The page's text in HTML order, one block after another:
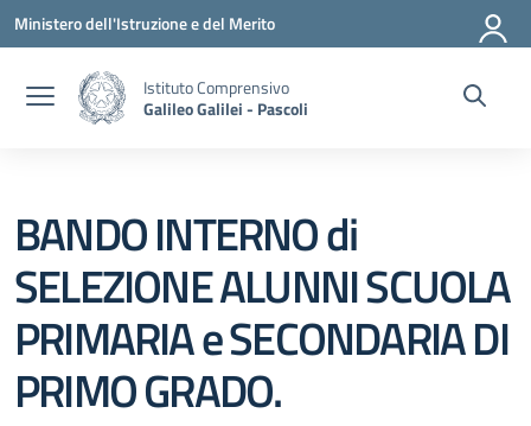
Vai ai contenuti
Vai al menu di navigazione
Vai al footer
Ministero dell'Istruzione e del Merito
Istituto Comprensivo
Galileo Galilei - Pascoli
BANDO INTERNO di
SELEZIONE ALUNNI SCUOLA
PRIMARIA e SECONDARIA DI
PRIMO GRADO.